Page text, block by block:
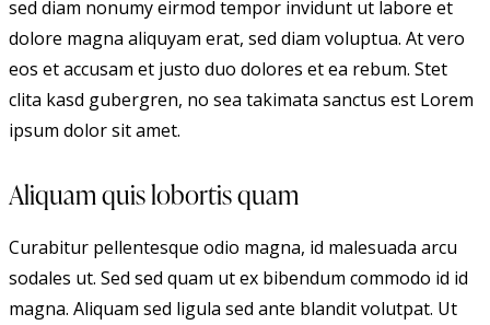
sed diam nonumy eirmod tempor invidunt ut labore et
dolore magna aliquyam erat, sed diam voluptua. At vero
eos et accusam et justo duo dolores et ea rebum. Stet
clita kasd gubergren, no sea takimata sanctus est Lorem
ipsum dolor sit amet.
Aliquam quis lobortis quam
Curabitur pellentesque odio magna, id malesuada arcu
sodales ut. Sed sed quam ut ex bibendum commodo id id
magna. Aliquam sed ligula sed ante blandit volutpat. Ut